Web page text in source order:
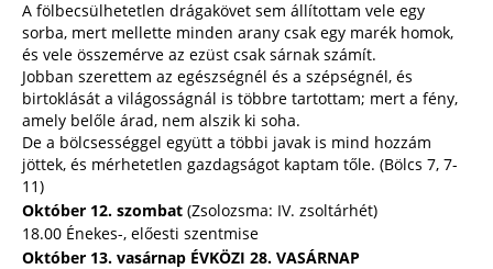
A fölbecsülhetetlen drágakövet sem állítottam vele egy
sorba, mert mellette minden arany csak egy marék homok,
és vele összemérve az ezüst csak sárnak számít.
Jobban szerettem az egészségnél és a szépségnél, és
birtoklását a világosságnál is többre tartottam; mert a fény,
amely belőle árad, nem alszik ki soha.
De a bölcsességgel együtt a többi javak is mind hozzám
jöttek, és mérhetetlen gazdagságot kaptam tőle. (Bölcs 7, 7-
11)
Október 12. szombat (Zsolozsma: IV. zsoltárhét)
18.00 Énekes-, előesti szentmise
Október 13. vasárnap ÉVKÖZI 28. VASÁRNAP